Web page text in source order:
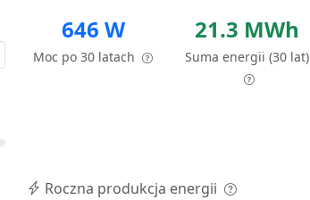
646 W
Moc po 30 latach
21.3 MWh
Suma energii (30 lat)
Roczna produkcja energii